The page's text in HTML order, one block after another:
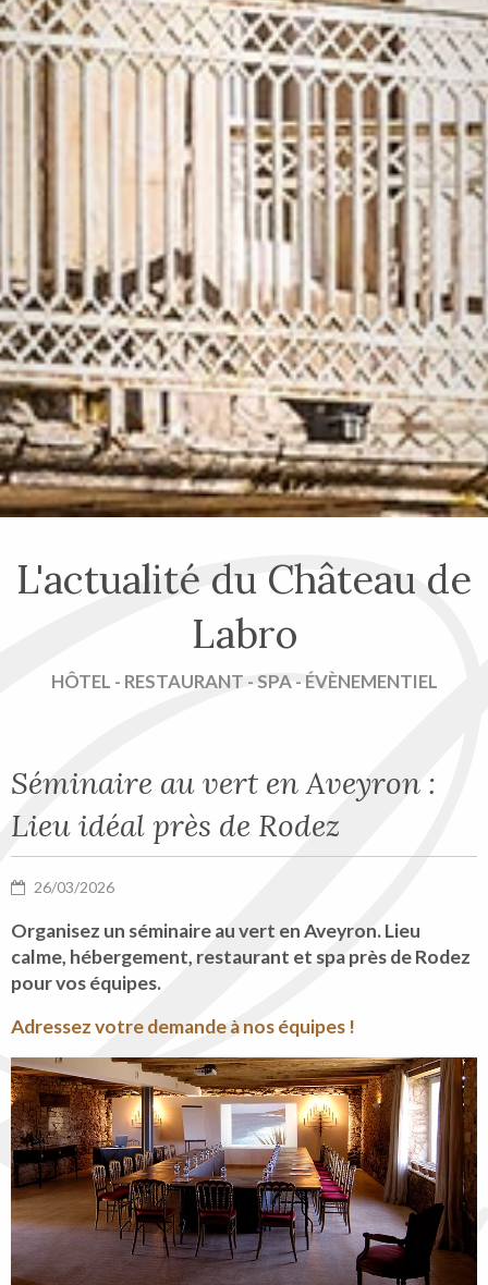
L'actualité du Château de
Labro
HÔTEL - RESTAURANT - SPA - ÉVÈNEMENTIEL
Séminaire au vert en Aveyron :
Lieu idéal près de Rodez
26/03/2026
Organisez un séminaire au vert en Aveyron. Lieu
calme, hébergement, restaurant et spa près de Rodez
pour vos équipes.
Adressez votre demande à nos équipes !